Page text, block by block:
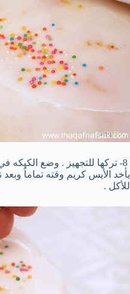
8- تركها للتجهيز . وضع الكيكه
يأخد الأيس كريم وقته تماماٌ
للأكل .